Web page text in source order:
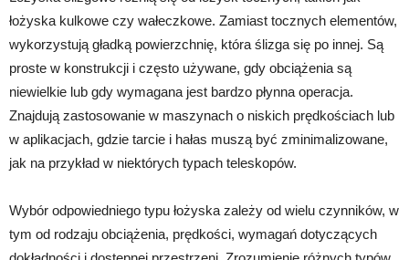
łożyska kulkowe czy wałeczkowe. Zamiast tocznych elementów,
wykorzystują gładką powierzchnię, która ślizga się po innej. Są
proste w konstrukcji i często używane, gdy obciążenia są
niewielkie lub gdy wymagana jest bardzo płynna operacja.
Znajdują zastosowanie w maszynach o niskich prędkościach lub
w aplikacjach, gdzie tarcie i hałas muszą być zminimalizowane,
jak na przykład w niektórych typach teleskopów.
Wybór odpowiedniego typu łożyska zależy od wielu czynników, w
tym od rodzaju obciążenia, prędkości, wymagań dotyczących